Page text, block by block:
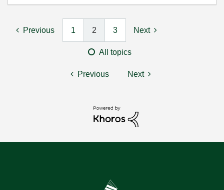
Previous 1 2 3 Next
All topics
Previous Next